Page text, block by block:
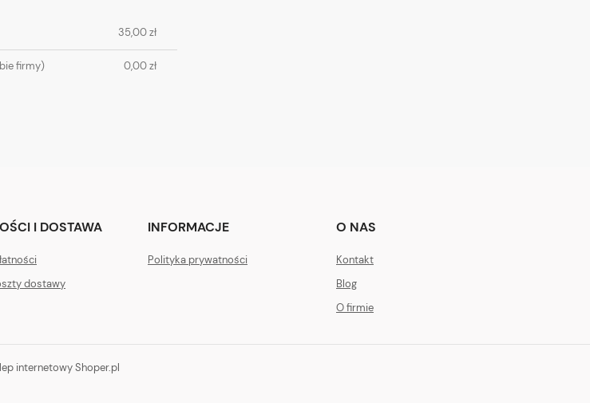
CENA NIE ZAWIERA
PŁATNOŚCI
35,00 zł
firmy) 0,00 zł
I DOSTAWA
dostawy
INFORMACJE
Polityka prywatności
O NAS
Kontakt
Blog
O firmie
internetowy Shoper.pl